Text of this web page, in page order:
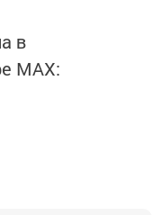
в
MАХ: